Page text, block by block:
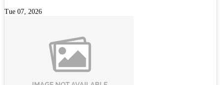
Tue 07, 2026